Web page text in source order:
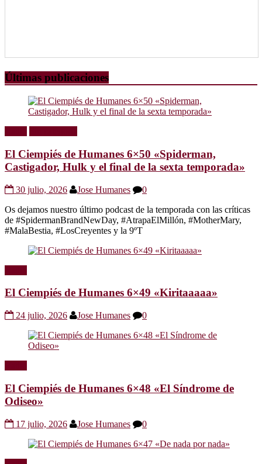
Últimas publicaciones
El Ciempiés de Humanes 6×50 «Spiderman,
Castigador, Hulk y el final de la sexta temporada»
30 julio, 2026 Jose Humanes
0
Os dejamos nuestro último podcast de la temporada con las críticas
de #SpidermanBrandNewDay, #AtrapaElMillón, #MotherMary,
#MalaBestia, #LosCreyentes y la 9ºT
El Ciempiés de Humanes 6×49 «Kiritaaaaa»
24 julio, 2026 Jose Humanes 0
El Ciempiés de Humanes 6×48 «El Síndrome de
Odiseo»
17 julio, 2026 Jose Humanes 0